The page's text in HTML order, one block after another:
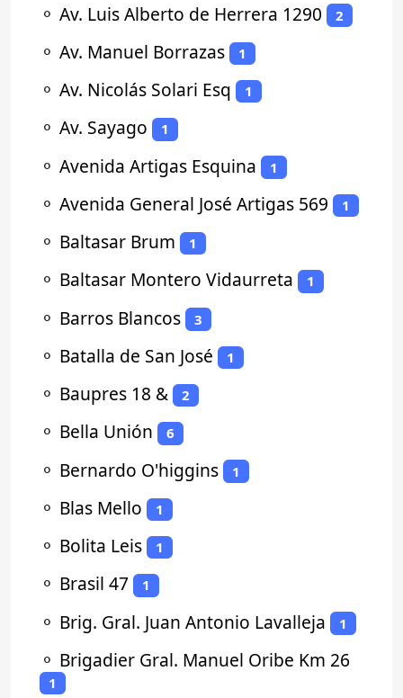
⚬ Av. Luis Alberto de Herrera 1290 2
⚬ Av. Manuel Borrazas 1
⚬ Av. Nicolás Solari Esq 1
⚬ Av. Sayago 1
⚬ Avenida Artigas Esquina 1
⚬ Avenida General José Artigas 569 1
⚬ Baltasar Brum 1
⚬ Baltasar Montero Vidaurreta 1
⚬ Barros Blancos 3
⚬ Batalla de San José 1
⚬ Baupres 18 & 2
⚬ Bella Unión 6
⚬ Bernardo O'higgins 1
⚬ Blas Mello 1
⚬ Bolita Leis 1
⚬ Brasil 47 1
⚬ Brig. Gral. Juan Antonio Lavalleja 1
⚬ Brigadier Gral. Manuel Oribe Km 26
1